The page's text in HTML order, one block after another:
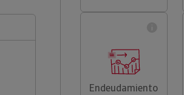
Endeudamiento